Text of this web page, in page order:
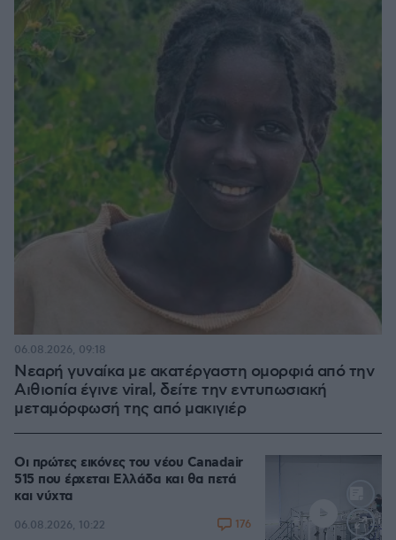
Νεαρή γυναίκα με ακατέργαστη ομορφιά από την
Αιθιοπία έγινε viral, δείτε την εντυπωσιακή
μεταμόρφωσή της από μακιγιέρ
06.08.2026, 09:18
Οι πρώτες εικόνες του νέου Canadair
515 που έρχεται Ελλάδα και θα πετά
και νύχτα
06.08.2026, 10:22 176